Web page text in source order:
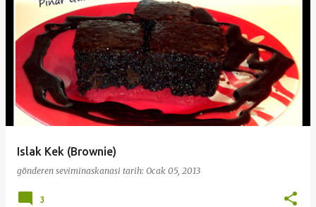
Islak Kek (Brownie)
gönderen seviminaskanasi tarih: Ocak 05, 2013
3